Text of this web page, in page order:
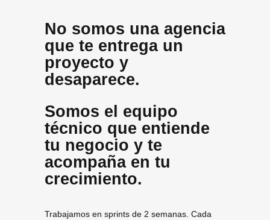
No somos una agencia
que te entrega un
proyecto y
desaparece.
Somos el equipo
técnico que entiende
tu negocio y te
acompaña en tu
crecimiento.
Trabajamos en sprints de 2 semanas. Cada